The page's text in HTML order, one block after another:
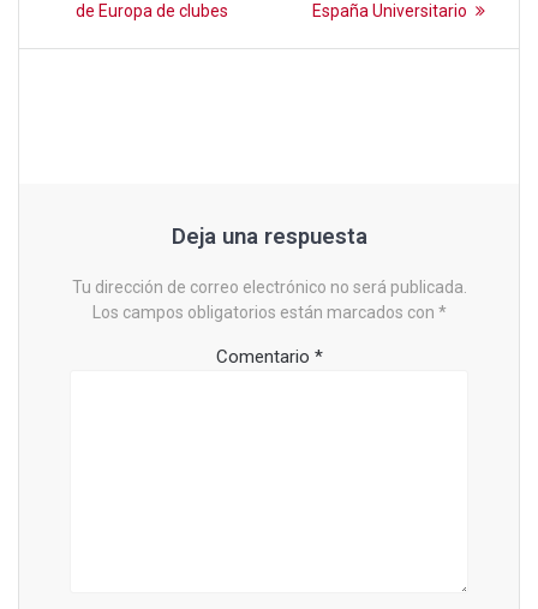
entradas
de Europa de clubes
España Universitario
Deja una respuesta
Tu dirección de correo electrónico no será publicada.
Los campos obligatorios están marcados con *
Comentario *